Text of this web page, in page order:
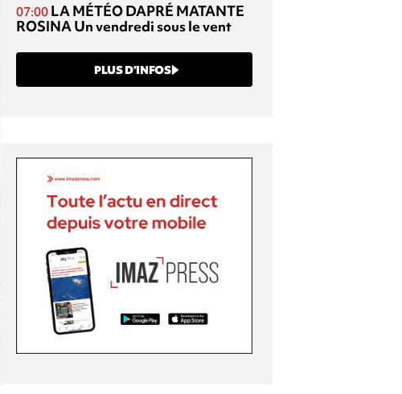
07:00 LA MÉTÉO DAPRÉ MATANTE
ROSINAUn vendredi sous le vent
PLUS D’INFOS